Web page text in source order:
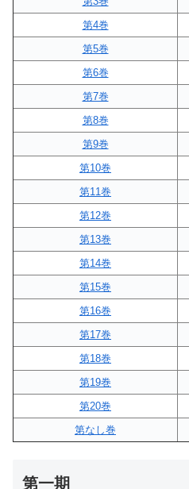
第4巻
第5巻
第6巻
第7巻
第8巻
第9巻
第10巻
第11巻
第12巻
第13巻
第14巻
第15巻
第16巻
第17巻
第18巻
第19巻
第20巻
第なし巻
第一期